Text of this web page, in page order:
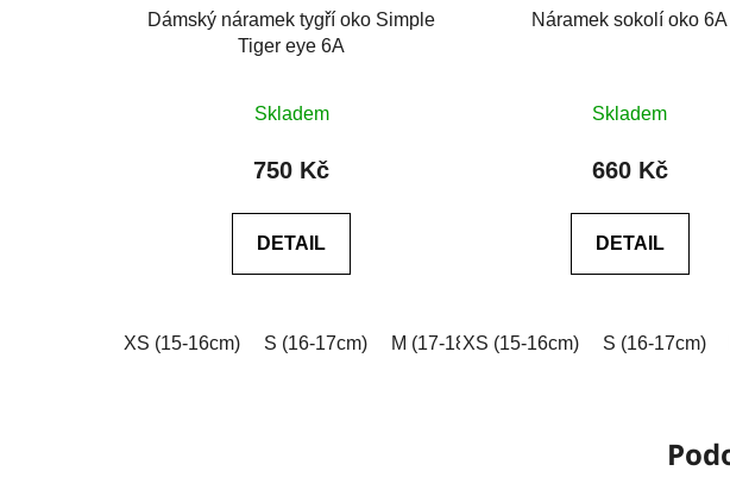
Dámský náramek tygří oko Simple
Tiger eye 6A
hodnocení
produktu
z
Skladem
750 Kč
DETAIL
XS (15-16cm) S (16-17cm) M (17-18cm) L (18-19cm) XL (19-
Náramek sokolí oko 6A
hodnocení
produktu
z
Skladem
660 Kč
DETAIL
XS (15-16cm) S (16-17cm)